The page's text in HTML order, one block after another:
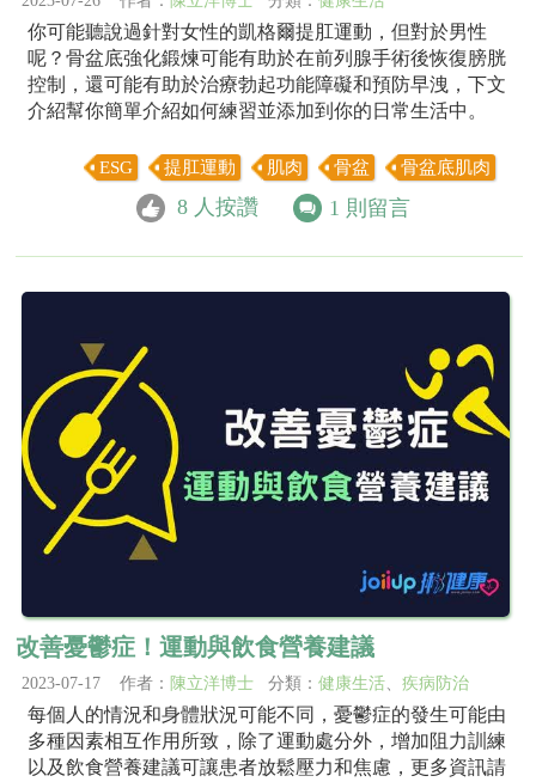
你可能聽說過針對女性的凱格爾提肛運動，但對於男性
呢？骨盆底強化鍛煉可能有助於在前列腺手術後恢復膀胱
控制，還可能有助於治療勃起功能障礙和預防早洩，下文
介紹幫你簡單介紹如何練習並添加到你的日常生活中。
ESG 提肛運動 肌肉 骨盆 骨盆底肌肉
8 人按讚 1 則留言
改善憂鬱症！運動與飲食營養建議
2023-07-17 作者： 陳立洋博士 分類： 健康生活、 疾病防治
每個人的情況和身體狀況可能不同，憂鬱症的發生可能由
多種因素相互作用所致，除了運動處分外，增加阻力訓練
以及飲食營養建議可讓患者放鬆壓力和焦慮，更多資訊請